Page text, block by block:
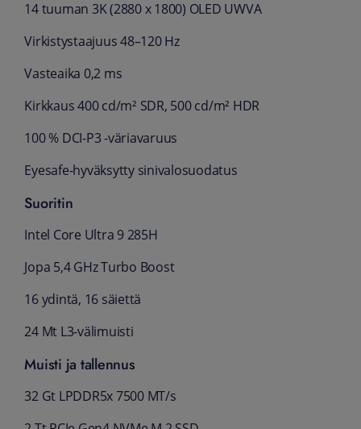
14 tuuman 3K (2880 x 1800) OLED UWVA
Virkistystaajuus 48–120 Hz
Vasteaika 0,2 ms
Kirkkaus 400 cd/m² SDR, 500 cd/m² HDR
100 % DCI-P3 -väriavaruus
Eyesafe-hyväksytty sinivalosuodatus
Suoritin
Intel Core Ultra 9 285H
Jopa 5,4 GHz Turbo Boost
16 ydintä, 16 säiettä
24 Mt L3-välimuisti
Muisti ja tallennus
32 Gt LPDDR5x 7500 MT/s